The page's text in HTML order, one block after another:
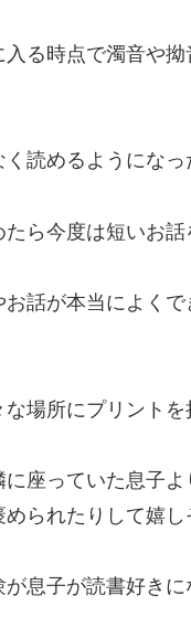
入る時点で濁音や
読めるようになっ
ら今度は短いお話
お話が本当によく
場所にプリント
に座っていた息子
られたりして嬉し
息子が読書好き